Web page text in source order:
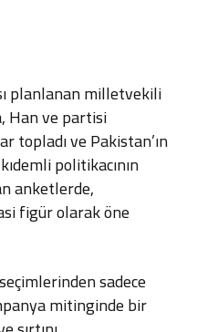
planlanan milletvekili
Han ve partisi
topladı ve Pakistan’ın
politikacının
anketlerde,
figür olarak öne
sadece
mitinginde bir